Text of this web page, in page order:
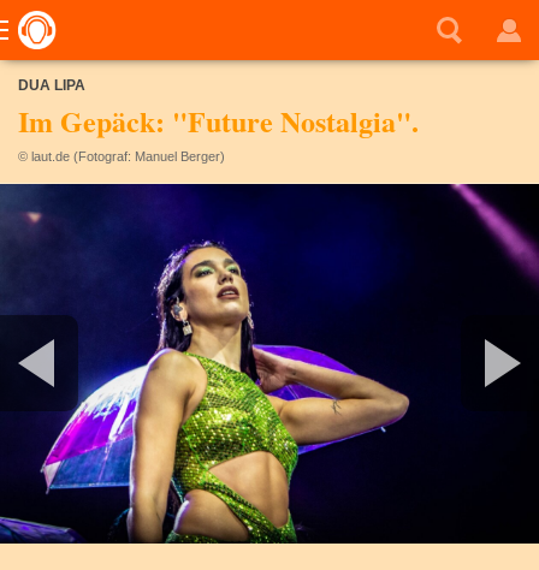
DUA LIPA
Im Gepäck: "Future Nostalgia".
© laut.de (Fotograf: Manuel Berger)